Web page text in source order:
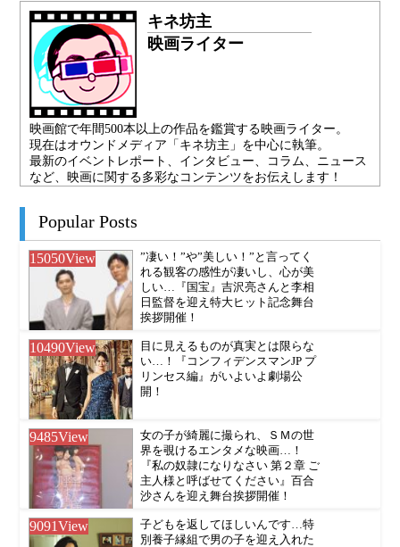
キネ坊主
映画ライター
映画館で年間500本以上の作品を鑑賞する映画ライター。
現在はオウンドメディア「キネ坊主」を中心に執筆。
最新のイベントレポート、インタビュー、コラム、ニュース
など、映画に関する多彩なコンテンツをお伝えします！
Popular Posts
15050View
”凄い！”や”美しい！”と言ってく
れる観客の感性が凄いし、心が美
しい…『国宝』吉沢亮さんと李相
日監督を迎え特大ヒット記念舞台
挨拶開催！
10490View
目に見えるものが真実とは限らな
い…！『コンフィデンスマンJP プ
リンセス編』がいよいよ劇場公
開！
9485View
女の子が綺麗に撮られ、ＳＭの世
界を覗けるエンタメな映画…！
『私の奴隷になりなさい 第２章 ご
主人様と呼ばせてください』百合
沙さんを迎え舞台挨拶開催！
9091View
子どもを返してほしいんです…特
別養子縁組で男の子を迎え入れた